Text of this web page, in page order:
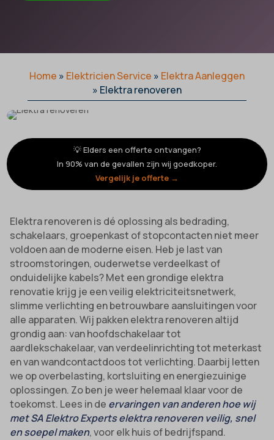
Home » Elektricien Service » Elektra Aanleggen
» Elektra renoveren
💡 Elders een offerte ontvangen?
In 90% van de gevallen zijn wij goedkoper.
Vergelijk je offerte →
Elektra renoveren is dé oplossing als bedrading,
schakelaars, groepenkast of stopcontacten niet meer
voldoen aan de moderne eisen. Heb je last van
stroomstoringen, ouderwetse verdeelkast of
onduidelijke kabels? Met een grondige elektra
renovatie krijg je een veilig elektriciteitsnetwerk,
slimme verlichting en betrouwbare aansluitingen voor
alle apparaten. Wij pakken elektra renoveren altijd
grondig aan: van hoofdschakelaar tot
aardlekschakelaar, van verdeelinrichting tot meterkast
en van wandcontactdoos tot verlichting. Daarbij letten
we op overbelasting, kortsluiting en energiezuinige
oplossingen. Zo ben je weer helemaal klaar voor de
toekomst. Lees in de ervaringen van anderen hoe wij
met SA Elektro Experts elektra renoveren veilig, snel
en soepel maken, voor elk huis of bedrijfspand.